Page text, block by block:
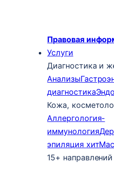
Правовая
Услуги
Диагностика и
Анализы
диагностика
Кожа,
Аллергология-
иммунология
эпиляция хит
15+